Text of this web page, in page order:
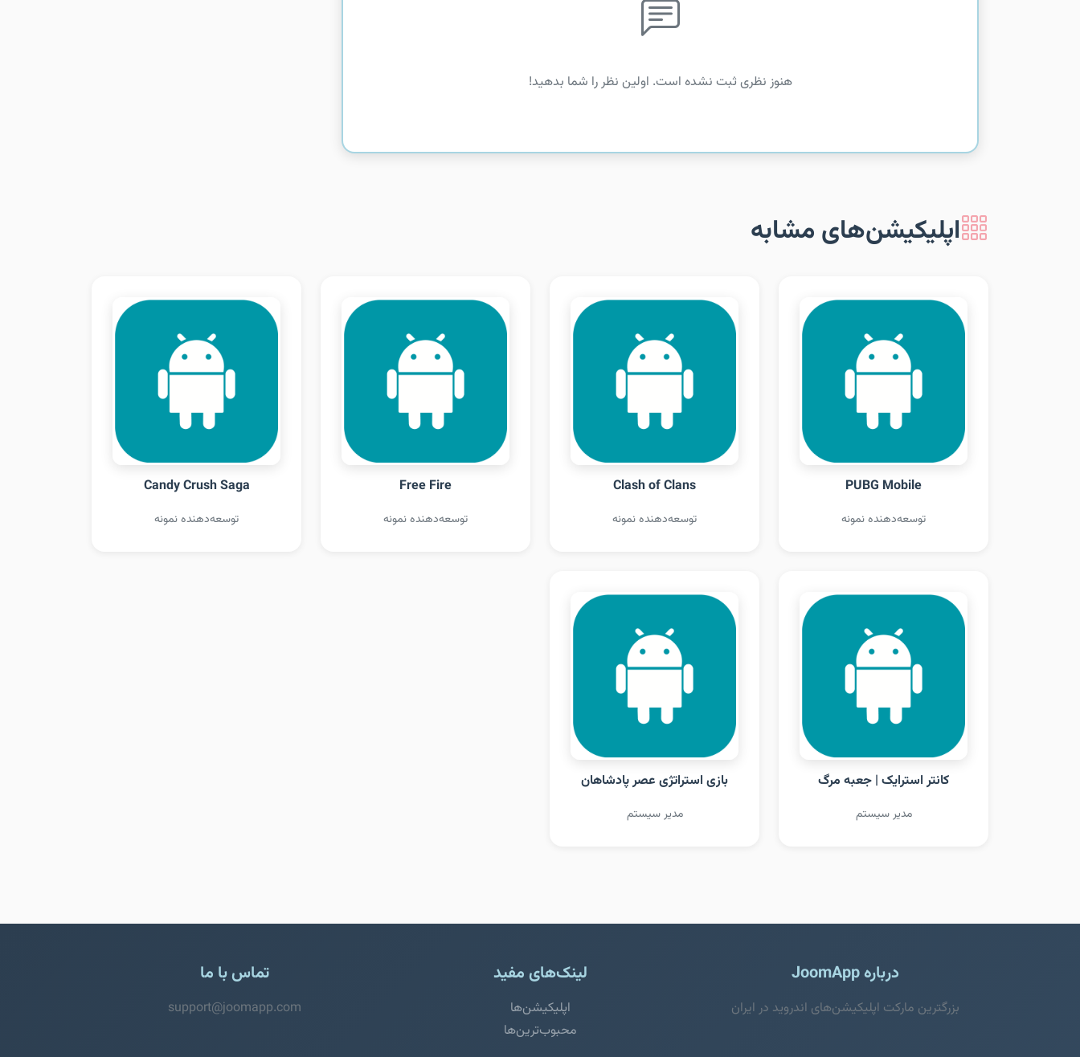
هنوز نظری ثبت نشده است. اولین نظر را شما بدهید!
اپلیکیشن‌های مشابه
PUBG Mobile
توسعه‌دهنده نمونه
Clash of Clans
توسعه‌دهنده نمونه
Free Fire
توسعه‌دهنده نمونه
Candy Crush Saga
توسعه‌دهنده نمونه
کانتر استرایک | جعبه مرگ
مدیر سیستم
بازی استراتژی عصر پادشاهان
مدیر سیستم
درباره JoomApp
بزرگترین مارکت اپلیکیشن‌های اندروید در ایران
لینک‌های مفید
اپلیکیشن‌ها
محبوب‌ترین‌ها
تماس با ما
support@joomapp.com